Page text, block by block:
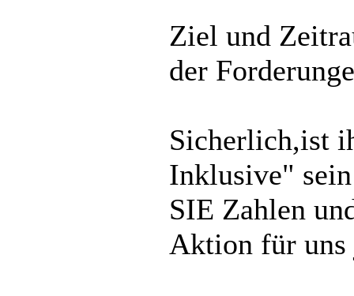
Ziel und
der
Sicherlich,ist
Inklusive"
SIE Zahlen
Aktion für uns